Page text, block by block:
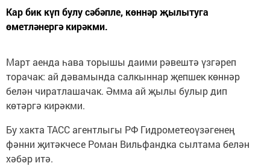
Кар бик күп булу сәбәпле, көннәр җылытуга
өметләнергә кирәкми.
Март аенда һава торышы даими рәвештә үзгәреп
торачак: ай дәвамында салкыннар җепшек көннәр
белән чиратлашачак. Әмма ай җылы булыр дип
көтәргә кирәкми.
Бу хакта ТАСС агентлыгы РФ Гидрометеоүзәгенең
фәнни җитәкчесе Роман Вильфандка сылтама белән
хәбәр итә.